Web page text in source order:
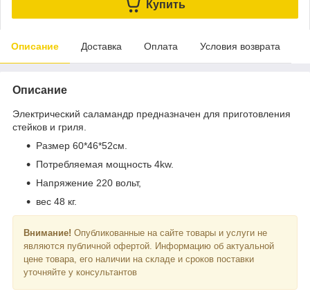
Купить
Описание Доставка Оплата Условия возврата
Описание
Электрический саламандр предназначен для приготовления
стейков и гриля.
Размер 60*46*52см.
Потребляемая мощность 4kw.
Напряжение 220 вольт,
вес 48 кг.
Внимание! Опубликованные на сайте товары и услуги не
являются публичной офертой. Информацию об актуальной
цене товара, его наличии на складе и сроков поставки
уточняйте у консультантов